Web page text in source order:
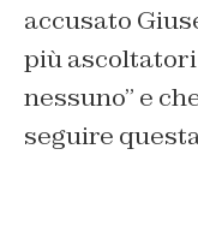
accusato
più ascoltatori
nessuno” e
seguire